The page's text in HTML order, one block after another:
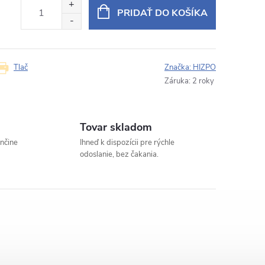
PRIDAŤ DO KOŠÍKA
Tlač Značka: HIZPO
Záruka: 2 roky
Tovar skladom
Ihneď k dispozícii pre rýchle
odoslanie, bez čakania.